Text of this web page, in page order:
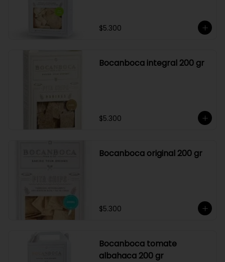
$5.300
Bocanboca integral 200 gr
$5.300
Bocanboca original 200 gr
$5.300
Bocanboca tomate
albahaca 200 gr